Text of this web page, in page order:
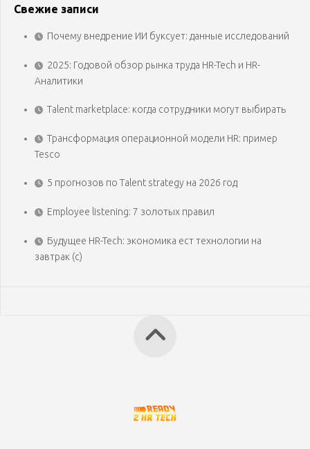
Свежие записи
Почему внедрение ИИ буксует: данные исследований
2025: Годовой обзор рынка труда HR-Tech и HR-
Аналитики
Talent marketplace: когда сотрудники могут выбирать
Трансформация операционной модели HR: пример
Tesco
5 прогнозов по Talent strategy на 2026 год
Employee listening: 7 золотых правил
Будущее HR-Tech: экономика ест технологии на
завтрак (с)